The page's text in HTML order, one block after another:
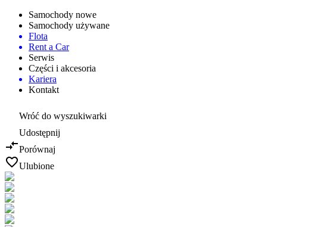
Samochody nowe
Samochody używane
Flota
Rent a Car
Serwis
Części i akcesoria
Kariera
Kontakt
Wróć do wyszukiwarki
Udostępnij
Porównaj
Ulubione